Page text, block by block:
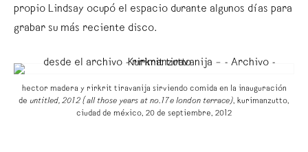
propio Lindsay ocupó el espacio durante algunos días para
grabar su más reciente disco.
hector madera y rirkrit tiravanija sirviendo comida en la inauguración
de untitled, 2012 (all those years at no. 17e london terrace), kurimanzutto,
ciudad de méxico, 20 de septiembre, 2012